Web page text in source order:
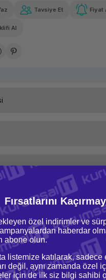
Tavsiye Et Fiyat
Al
90 g/m2
Bu ürüne ilk yorumu siz
Yorum Yaz
Ürün hakkında henüz soru
Fırsatlarını
özel indirimler ve
haberdar
abone olun.
listemize katılarak, sadece
değil, aynı zamanda özel
için de ilk siz bilgi sahibi